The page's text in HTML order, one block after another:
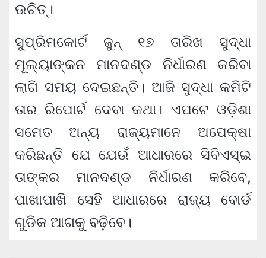
ଉଚିତ୍।
ସୁପ୍ରିମକୋର୍ଟ ଜୁନ୍ ୧୭ ତାରିଖ ସୁଦ୍ଧା
ମୂଲ୍ୟାଙ୍କନ ମାନଦଣ୍ଡ ନିର୍ଧାରଣ କରିବା
ଲାଗି ସମୟ ଦେଇଛନ୍ତି। ଆଜି ସୁଦ୍ଧା କମିଟି
ତାର ରିପୋର୍ଟ ଦେବା କଥା। ଏପଟେ ଓଡ଼ିଶା
ସମେତ ଅନ୍ୟ ରାଜ୍ୟମାନେ ଅପେକ୍ଷା
କରିଛନ୍ତି ଯେ ଯେଉଁ ଆଧାରରେ ସିବିଏସ୍‌ଇ
ତାଙ୍କର ମାନଦଣ୍ଡ ନିର୍ଧାରଣ କରିବେ,
ପାଖାପାଖି ସେହି ଆଧାରରେ ରାଜ୍ୟ ବୋର୍ଡ
ଗୁଡିକ ଆଗକୁ ବଢ଼ିବେ।